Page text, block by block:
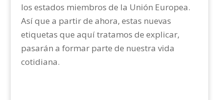
los estados miembros de la Unión Europea.
Así que a partir de ahora, estas nuevas
etiquetas que aquí tratamos de explicar,
pasarán a formar parte de nuestra vida
cotidiana.